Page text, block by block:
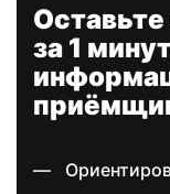
Оставьте
за 1